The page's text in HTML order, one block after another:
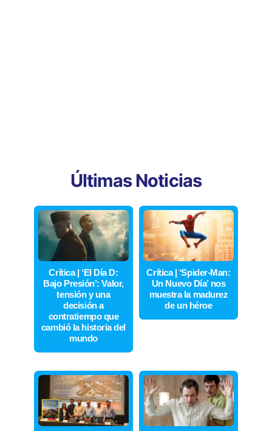
Últimas Noticias
Crítica | ‘El Día D:
Bajo Presión’: Valor,
tensión y una
decisión a
contratiempo que
cambió la historia del
mundo
Crítica | ‘Spider-Man:
Un Nuevo Día’ nos
muestra la madurez
de un héroe